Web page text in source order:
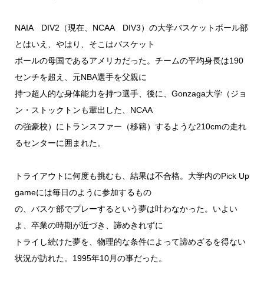
NAIA DIV2（現在、NCAA DIV3）の大学バスケットボール部
とはいえ、やはり、そこはバスケット
ボールの母国であるアメリカだった。チームの平均身長は190
センチを超え、元NBA選手を父親に
持つ超人的な身体能力を持つ選手、後に、Gonzaga大学（ジョ
ン・ストックトンも輩出した、NCAA
の強豪校）にトランスファー（移籍）するような210cmの走れ
るセンターに囲まれた。
トライアウトに何度も挑むも、結果は不合格。大学内のPick Up
gameには毎日のように参加するもの
の、バスケ部でプレーするという夢は叶わなかった。いよい
よ、卒業の時期が近づき、諦めきれずに
トライし続けた夢を、物理的な条件によって諦めざるを得ない
状況が訪れた。1995年10月の事だった。